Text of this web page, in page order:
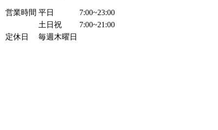
営業時間 平日
7:00~23:00
土日祝
7:00~21:00
定休日
毎週木曜日